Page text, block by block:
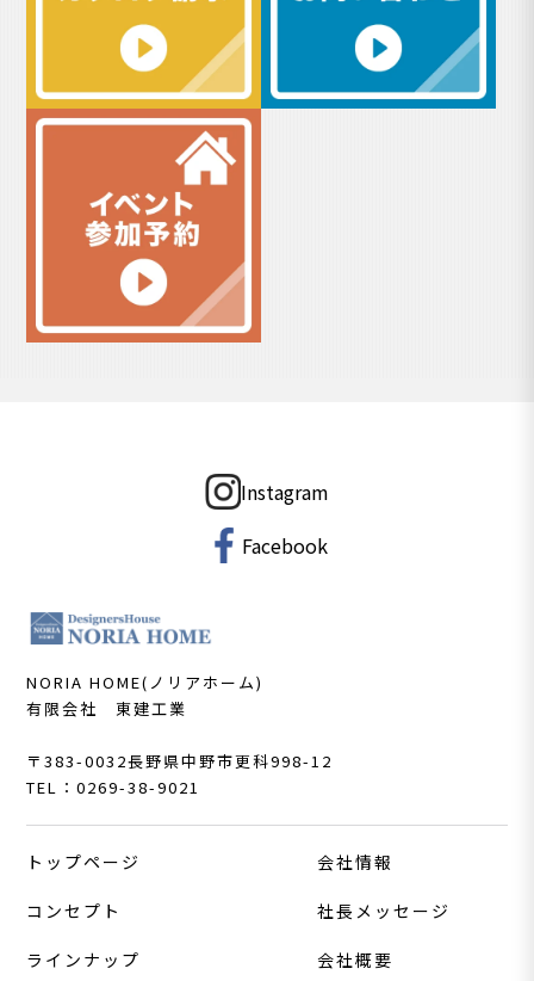
Instagram
Facebook
NORIA HOME(ノリアホーム)
有限会社 東建工業
〒383-0032長野県中野市更科998-12
TEL：0269-38-9021
トップページ
コンセプト
ラインナップ
会社情報
社長メッセージ
会社概要